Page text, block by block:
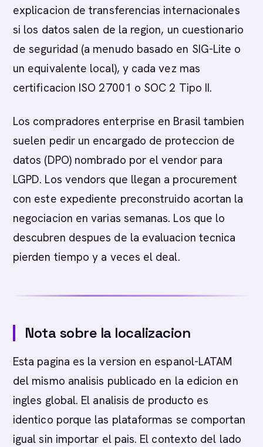
explicacion de transferencias internacionales
si los datos salen de la region, un cuestionario
de seguridad (a menudo basado en SIG-Lite o
un equivalente local), y cada vez mas
certificacion ISO 27001 o SOC 2 Tipo II.
Los compradores enterprise en Brasil tambien
suelen pedir un encargado de proteccion de
datos (DPO) nombrado por el vendor para
LGPD. Los vendors que llegan a procurement
con este expediente preconstruido acortan la
negociacion en varias semanas. Los que lo
descubren despues de la evaluacion tecnica
pierden tiempo y a veces el deal.
Nota sobre la localizacion
Esta pagina es la version en espanol-LATAM
del mismo analisis publicado en la edicion en
ingles global. El analisis de producto es
identico porque las plataformas se comportan
igual sin importar el pais. El contexto del lado